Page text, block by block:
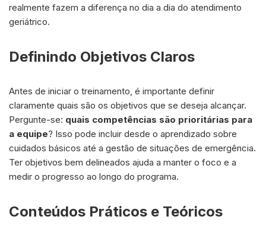
realmente fazem a diferença no dia a dia do atendimento
geriátrico.
Definindo Objetivos Claros
Antes de iniciar o treinamento, é importante definir
claramente quais são os objetivos que se deseja alcançar.
Pergunte-se: quais competências são prioritárias para
a equipe? Isso pode incluir desde o aprendizado sobre
cuidados básicos até a gestão de situações de emergência.
Ter objetivos bem delineados ajuda a manter o foco e a
medir o progresso ao longo do programa.
Conteúdos Práticos e Teóricos